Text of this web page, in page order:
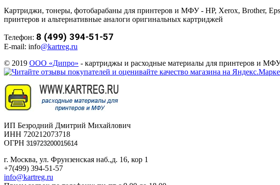
Картриджи, тонеры, фотобарабаны для принтеров и МФУ - HP, Xerox, Brother,
принтеров и альтернативные аналоги оригинальных картриджей
Телефон: 8 (499) 394-51-57
E-mail: info@kartreg.ru
© 2019 ООО «Дипро» - картриджы и расходные материалы для принтеров и
ИП Безродний Дмитрий Михайлович
ИНН 720212073718
ОГРН 319723200015614
г. Москва, ул. Фрунзенская наб.,д. 16, кор 1
+7(499) 394-51-57
info@kartreg.ru